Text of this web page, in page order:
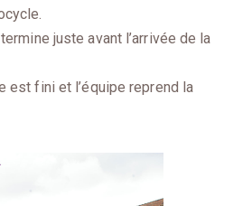
juste avant l’arrivée de la
est fini et l’équipe reprend la